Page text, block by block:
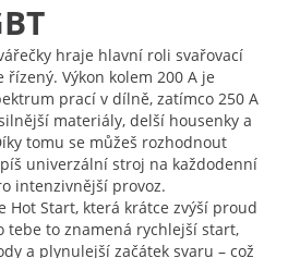
hraje hlavní roli svařovací
Výkon kolem 200 A je
prací v dílně, zatímco 250 A
materiály, delší housenky a
tomu se můžeš rozhodnout
univerzální stroj na každodenní
intenzivnější provoz.
Hot Start, která krátce zvýší proud
tebe to znamená rychlejší start,
a plynulejší začátek svaru – což